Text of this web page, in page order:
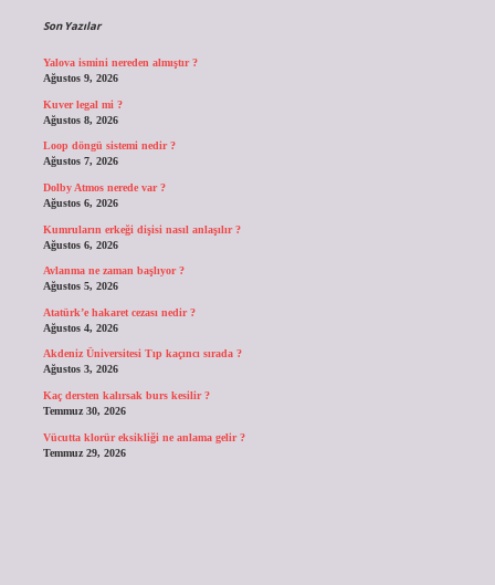
Son Yazılar
Yalova ismini nereden almıştır ?
Ağustos 9, 2026
Kuver legal mi ?
Ağustos 8, 2026
Loop döngü sistemi nedir ?
Ağustos 7, 2026
Dolby Atmos nerede var ?
Ağustos 6, 2026
Kumruların erkeği dişisi nasıl anlaşılır ?
Ağustos 6, 2026
Avlanma ne zaman başlıyor ?
Ağustos 5, 2026
Atatürk’e hakaret cezası nedir ?
Ağustos 4, 2026
Akdeniz Üniversitesi Tıp kaçıncı sırada ?
Ağustos 3, 2026
Kaç dersten kalırsak burs kesilir ?
Temmuz 30, 2026
Vücutta klorür eksikliği ne anlama gelir ?
Temmuz 29, 2026